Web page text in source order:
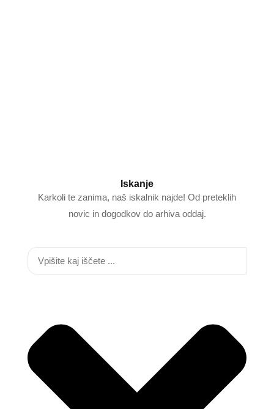
Iskanje
Karkoli te zanima, naš iskalnik najde! Od preteklih
novic in dogodkov do arhiva oddaj.